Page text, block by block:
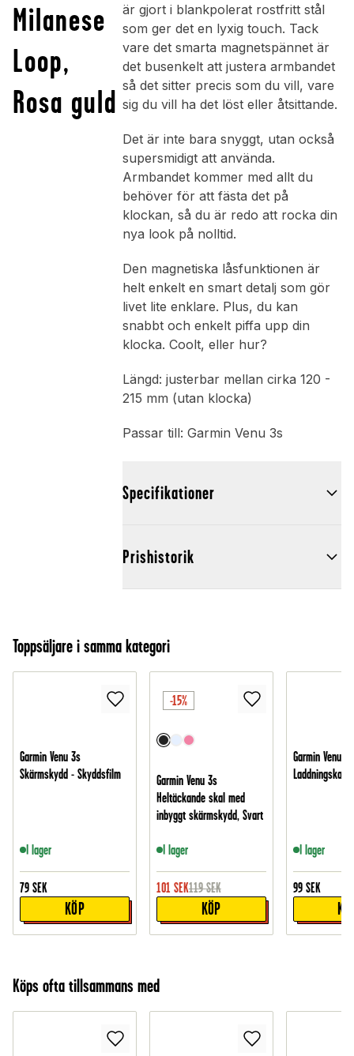
Milanese
Loop,
Rosa guld
är gjort i blankpolerat rostfritt stål
som ger det en lyxig touch. Tack
vare det smarta magnetspännet är
det busenkelt att justera armbandet
så det sitter precis som du vill, vare
sig du vill ha det löst eller åtsittande.
Det är inte bara snyggt, utan också
supersmidigt att använda.
Armbandet kommer med allt du
behöver för att fästa det på
klockan, så du är redo att rocka din
nya look på nolltid.
Den magnetiska låsfunktionen är
helt enkelt en smart detalj som gör
livet lite enklare. Plus, du kan
snabbt och enkelt piffa upp din
klocka. Coolt, eller hur?
Längd: justerbar mellan cirka 120 -
215 mm (utan klocka)
Passar till: Garmin Venu 3s
Specifikationer
Prishistorik
Toppsäljare i samma kategori
Garmin Venu 3s
Skärmskydd - Skyddsfilm
I lager
79 SEK
KÖP
-15%
Garmin Venu 3s
Heltäckande skal med
inbyggt skärmskydd, Svart
I lager
101 SEK119 SEK
KÖP
Garmin Venu 3s
I lager
99 SEK
Köps ofta tillsammans med